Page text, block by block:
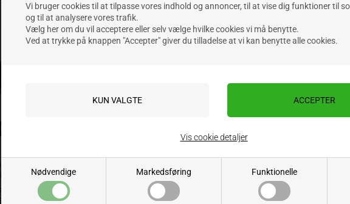
Vi bruger cookies til at tilpasse vores indhold og annoncer, til at vise dig funktioner til
og til at analysere vores trafik.
Vælg her om du vil acceptere eller selv vælge hvilke cookies vi må benytte.
Ved at trykke på knappen "Accepter" giver du tilladelse at vi kan benytte alle cookies.
Nødvendige Markedsføring Funktionelle
Vis cookie detaljer
NYHED
KORT
VENSTRE
NYHED
HÅRDMETAL HØJRE
Varenr.: 3363710AP
Lev. varenr.: 3363710
HÅRDMETAL VENSTRE
Varenr.: 3363711AP
Lev. varenr.: 3363711